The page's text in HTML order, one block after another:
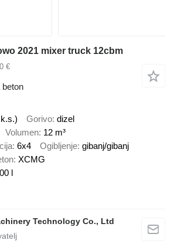
2021 mixer truck 12cbm
€
beton
Gorivo dizel
Volumen 12 m³
6x4 Ogibljenje gibanj/gibanj
XCMG
l
Technology Co., Ltd